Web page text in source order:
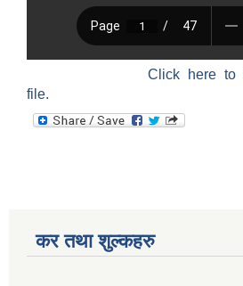
Click here to
file.
कर तथा शुल्कहरु